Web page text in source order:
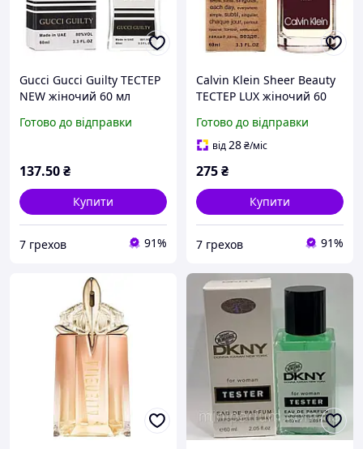
Gucci Gucci Guilty ТЕСТЕР
NEW жіночий 60 мл
Готово до відправки
137.50₴
Купити
7 грехов 91%
Calvin Klein Sheer Beauty
ТЕСТЕР LUX жіночий 60
Готово до відправки
від28₴/міс
275₴
Купити
7 грехов 91%